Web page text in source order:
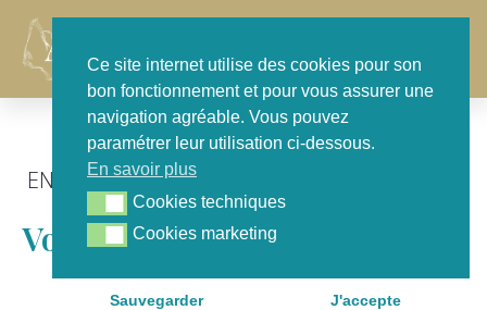
EN SÉANCE,FOCUS
Vote Par Anticipation
Ce site internet utilise des cookies pour son
bon fonctionnement et pour vous assurer une
navigation agréable. Vous pouvez
paramétrer leur utilisation ci-dessous.
En savoir plus
Cookies techniques
Cookies techniques
Cookies marketing
Cookies marketing
Sauvegarder J'accepte